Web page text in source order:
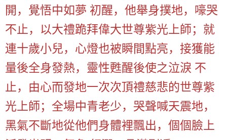
開，覺悟中如夢 初醒，他舉身撲地，嚎哭
不止，以大禮跪拜偉大世尊紫光上師；就
連十歲小兒，心燈也被瞬間點亮，接獲能
量後全身發熱，靈性甦醒後使之泣淚 不
止，由心而發地一次次頂禮慈悲的世尊紫
光上師；全場中青老少，哭聲喊天震地，
黑氣不斷地從他們身體裡飄出，個個臉上